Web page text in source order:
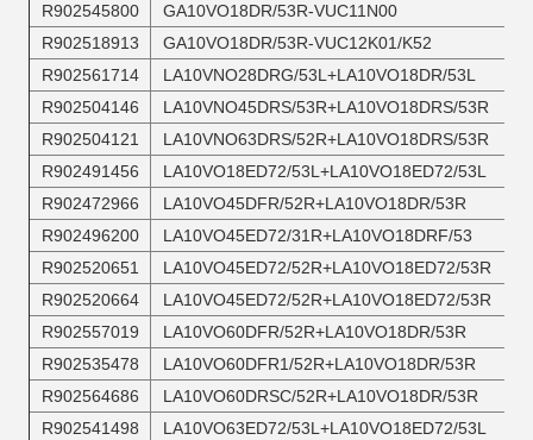
R902545800
GA10VO18DR/53R-VUC11N00
R902518913
GA10VO18DR/53R-VUC12K01/K52
R902561714
LA10VNO28DRG/53L+LA10VO18DR/53L
R902504146
LA10VNO45DRS/53R+LA10VO18DRS/53R
R902504121
LA10VNO63DRS/52R+LA10VO18DRS/53R
R902491456
LA10VO18ED72/53L+LA10VO18ED72/53L
R902472966
LA10VO45DFR/52R+LA10VO18DR/53R
R902496200
LA10VO45ED72/31R+LA10VO18DRF/53
R902520651
LA10VO45ED72/52R+LA10VO18ED72/53R
R902520664
LA10VO45ED72/52R+LA10VO18ED72/53R
R902557019
LA10VO60DFR/52R+LA10VO18DR/53R
R902535478
LA10VO60DFR1/52R+LA10VO18DR/53R
R902564686
LA10VO60DRSC/52R+LA10VO18DR/53R
R902541498
LA10VO63ED72/53L+LA10VO18ED72/53L